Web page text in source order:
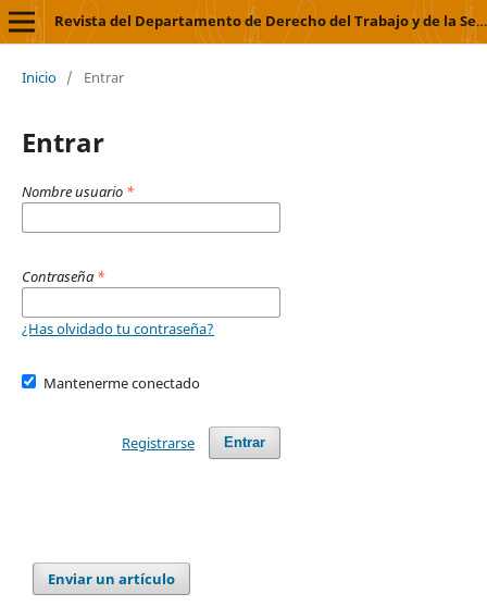
Revista del Departamento de Derecho del Trabajo y de la Seguridad Social
Inicio / Entrar
Entrar
Nombre usuario *
Contraseña *
¿Has olvidado tu contraseña?
Mantenerme conectado
Entrar
Registrarse
Enviar un artículo